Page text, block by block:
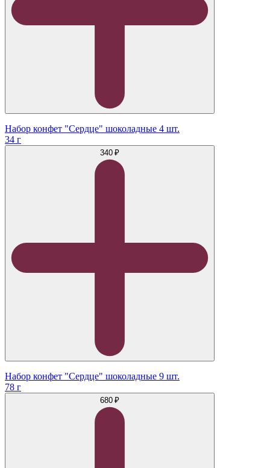
Набор конфет "Сердце" шоколадные 4 шт.
34 г
340 ₽
Набор конфет "Сердце" шоколадные 9 шт.
78 г
680 ₽